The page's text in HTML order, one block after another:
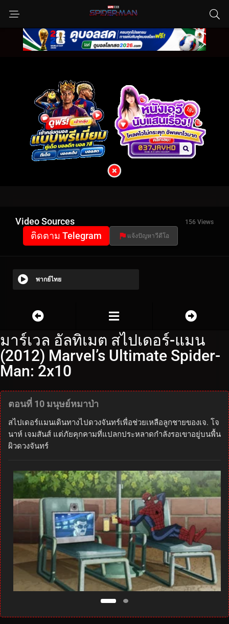
Video Sources 156 Views
ติดตาม Telegram แจ้งปัญหาวีดีโอ
พากย์ไทย
มาร์เวล อัลทิเมต สไปเดอร์-แมน
(2012) Marvel’s Ultimate Spider-
Man: 2x10
ตอนที่ 10 มนุษย์หมาป่า
สไปเดอร์แมนเดินทางไปดวงจันทร์เพื่อช่วยเหลือลูกชายของเจ. โจ
นาห์ เจมสันส์ แต่ภัยคุกคามที่แปลกประหลาดกำลังรอเขาอยู่บนพื้น
ผิวดวงจันทร์